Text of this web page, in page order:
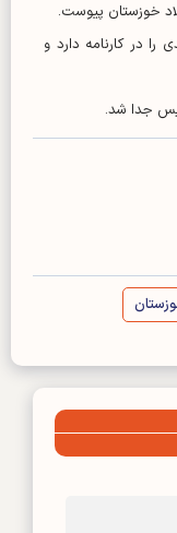
خوزستان پیوست.
در کارنامه دارد و
جدا شد.